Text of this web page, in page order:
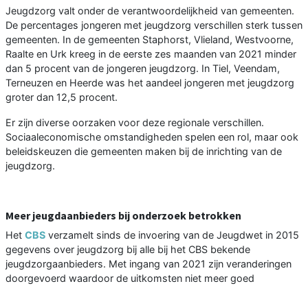
Jeugdzorg valt onder de verantwoordelijkheid van gemeenten.
De percentages jongeren met jeugdzorg verschillen sterk tussen
gemeenten. In de gemeenten Staphorst, Vlieland, Westvoorne,
Raalte en Urk kreeg in de eerste zes maanden van 2021 minder
dan 5 procent van de jongeren jeugdzorg. In Tiel, Veendam,
Terneuzen en Heerde was het aandeel jongeren met jeugdzorg
groter dan 12,5 procent.
Er zijn diverse oorzaken voor deze regionale verschillen.
Sociaaleconomische omstandigheden spelen een rol, maar ook
beleidskeuzen die gemeenten maken bij de inrichting van de
jeugdzorg.
Meer jeugdaanbieders bij onderzoek betrokken
Het CBS verzamelt sinds de invoering van de Jeugdwet in 2015
gegevens over jeugdzorg bij alle bij het CBS bekende
jeugdzorgaanbieders. Met ingang van 2021 zijn veranderingen
doorgevoerd waardoor de uitkomsten niet meer goed